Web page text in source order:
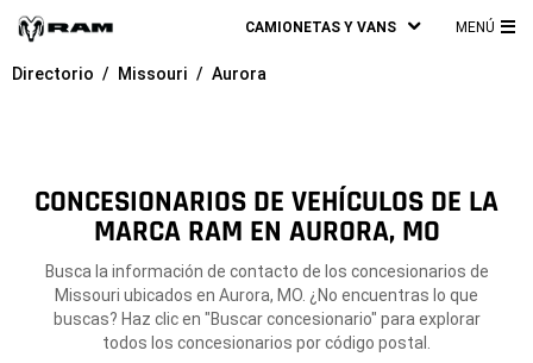
CAMIONETAS Y VANS MENÚ
Directorio Missouri Aurora
CONCESIONARIOS DE VEHÍCULOS DE LA
MARCA RAM EN AURORA, MO
Busca la información de contacto de los concesionarios de
Missouri ubicados en Aurora, MO. ¿No encuentras lo que
buscas? Haz clic en "Buscar concesionario" para explorar
todos los concesionarios por código postal.